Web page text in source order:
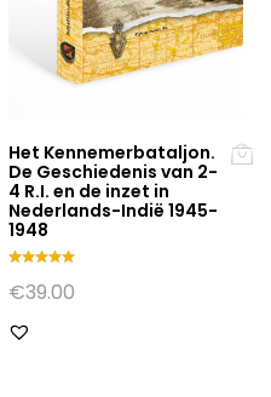
Het Kennemerbataljon.
De Geschiedenis van 2-
4 R.I. en de inzet in
Nederlands-Indië 1945-
1948
Gewaarde
erd
uit 5
€39.00